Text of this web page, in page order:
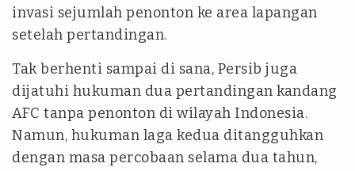
invasi sejumlah penonton ke area lapangan
setelah pertandingan.
Tak berhenti sampai di sana, Persib juga
dijatuhi hukuman dua pertandingan kandang
AFC tanpa penonton di wilayah Indonesia.
Namun, hukuman laga kedua ditangguhkan
dengan masa percobaan selama dua tahun,